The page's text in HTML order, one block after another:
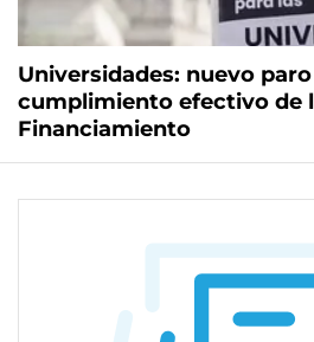
Universidades: nuevo
cumplimiento efectivo de
Financiamiento